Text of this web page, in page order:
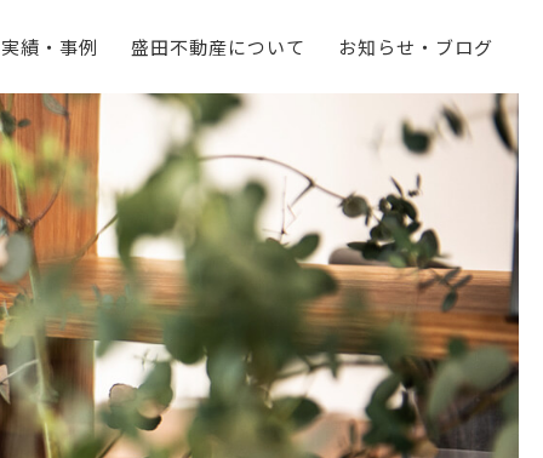
実績・事例 盛田不動産について お知らせ・ブログ